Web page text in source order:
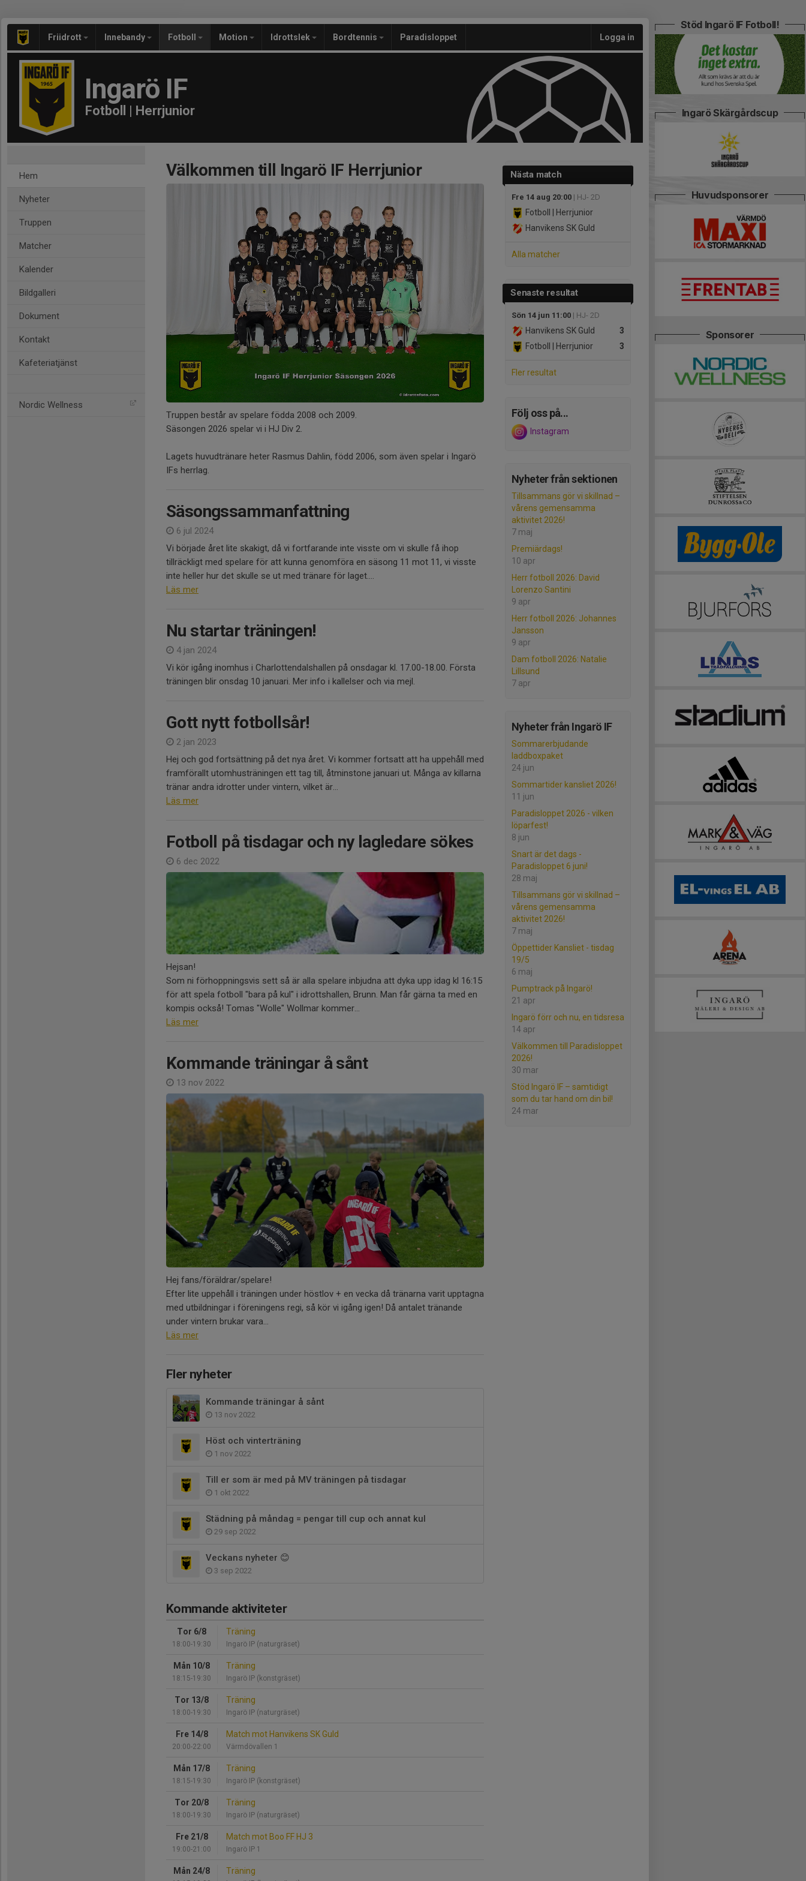
Friidrott Innebandy Fotboll Motion Idrottslek Bordtennis Paradisloppet Logga in
Ingarö IF
Fotboll | Herrjunior
Hem
Nyheter
Truppen
Matcher
Kalender
Bildgalleri
Dokument
Kontakt
Kafeteriatjänst
Nordic Wellness
Nästa match
Fre 14 aug 20:00 | HJ- 2D
Fotboll | Herrjunior
Hanvikens SK Guld
Alla matcher
Senaste resultat
Sön 14 jun 11:00 | HJ- 2D
3
Hanvikens SK Guld
3
Fotboll | Herrjunior
Fler resultat
Följ oss på...
Instagram
Nyheter från sektionen
Tillsammans gör vi skillnad –
vårens gemensamma
aktivitet 2026!
7 maj
Premiärdags!
10 apr
Herr fotboll 2026: David
Lorenzo Santini
9 apr
Herr fotboll 2026: Johannes
Jansson
9 apr
Dam fotboll 2026: Natalie
Lillsund
7 apr
Nyheter från Ingarö IF
Sommarerbjudande
laddboxpaket
24 jun
Sommartider kansliet 2026!
11 jun
Paradisloppet 2026 - vilken
löparfest!
8 jun
Snart är det dags -
Paradisloppet 6 juni!
28 maj
Tillsammans gör vi skillnad –
vårens gemensamma
aktivitet 2026!
7 maj
Öppettider Kansliet - tisdag
19/5
6 maj
Pumptrack på Ingarö!
21 apr
Ingarö förr och nu, en tidsresa
14 apr
Välkommen till Paradisloppet
2026!
30 mar
Stöd Ingarö IF – samtidigt
som du tar hand om din bil!
24 mar
Välkommen till Ingarö IF Herrjunior
Truppen består av spelare födda 2008 och 2009.
Säsongen 2026 spelar vi i HJ Div 2.
Lagets huvudtränare heter Rasmus Dahlin, född 2006, som även spelar i Ingarö
IFs herrlag.
Säsongssammanfattning
6 jul 2024
Vi började året lite skakigt, då vi fortfarande inte visste om vi skulle få ihop
tillräckligt med spelare för att kunna genomföra en säsong 11 mot 11, vi visste
inte heller hur det skulle se ut med tränare för laget....
Läs mer
Nu startar träningen!
4 jan 2024
Vi kör igång inomhus i Charlottendalshallen på onsdagar kl. 17.00-18.00. Första
träningen blir onsdag 10 januari. Mer info i kallelser och via mejl.
Gott nytt fotbollsår!
2 jan 2023
Hej och god fortsättning på det nya året. Vi kommer fortsatt att ha uppehåll med
framförallt utomhusträningen ett tag till, åtminstone januari ut. Många av killarna
tränar andra idrotter under vintern, vilket är...
Läs mer
Fotboll på tisdagar och ny lagledare sökes
6 dec 2022
Hejsan!
Som ni förhoppningsvis sett så är alla spelare inbjudna att dyka upp idag kl 16:15
för att spela fotboll "bara på kul" i idrottshallen, Brunn. Man får gärna ta med en
kompis också! Tomas "Wolle" Wollmar kommer...
Läs mer
Kommande träningar å sånt
13 nov 2022
Hej fans/föräldrar/spelare!
Efter lite uppehåll i träningen under höstlov + en vecka då tränarna varit upptagna
med utbildningar i föreningens regi, så kör vi igång igen! Då antalet tränande
under vintern brukar vara...
Läs mer
Fler nyheter
Kommande träningar å sånt
13 nov 2022
Höst och vinterträning
1 nov 2022
Till er som är med på MV träningen på tisdagar
1 okt 2022
Städning på måndag = pengar till cup och annat kul
29 sep 2022
Veckans nyheter 😊
3 sep 2022
Kommande aktiviteter
Tor 6/8
18:00-19:30
Träning
Ingarö IP (naturgräset)
Mån 10/8
18:15-19:30
Träning
Ingarö IP (konstgräset)
Tor 13/8
18:00-19:30
Träning
Ingarö IP (naturgräset)
Fre 14/8
20:00-22:00
Match mot Hanvikens SK Guld
Värmdövallen 1
Mån 17/8
18:15-19:30
Träning
Ingarö IP (konstgräset)
Tor 20/8
18:00-19:30
Träning
Ingarö IP (naturgräset)
Fre 21/8
19:00-21:00
Match mot Boo FF HJ 3
Ingarö IP 1
Mån 24/8 Träning
Stöd Ingarö IF Fotboll!
Ingarö Skärgårdscup
Huvudsponsorer
Sponsorer